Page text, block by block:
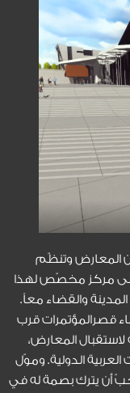
المعارض وتنظّم
الى مركز مخصّص لهذا
والقضاء معاً.
قصرالمؤتمرات قرب
ويتضمّن صالة لاستقبال المعارض،
العربية الدولية. وموّل
أن يترك بصمة له في